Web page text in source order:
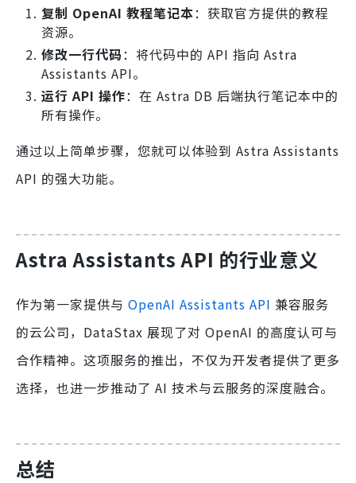
复制 OpenAI 教程笔记本：获取官方提供的教程
资源。
修改一行代码：将代码中的 API 指向 Astra
Assistants API。
运行 API 操作：在 Astra DB 后端执行笔记本中的
所有操作。
通过以上简单步骤，您就可以体验到 Astra Assistants
API 的强大功能。
Astra Assistants API 的行业意义
作为第一家提供与 OpenAI Assistants API 兼容服务
的云公司，DataStax 展现了对 OpenAI 的高度认可与
合作精神。这项服务的推出，不仅为开发者提供了更多
选择，也进一步推动了 AI 技术与云服务的深度融合。
总结